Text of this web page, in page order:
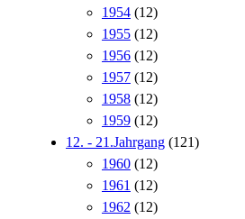
1954 (12)
1955 (12)
1956 (12)
1957 (12)
1958 (12)
1959 (12)
12. - 21.Jahrgang (121)
1960 (12)
1961 (12)
1962 (12)